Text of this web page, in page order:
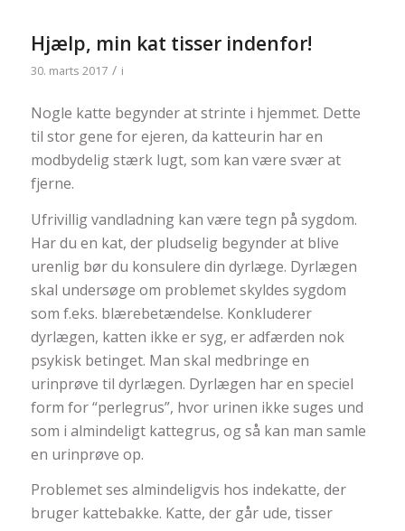
Hjælp, min kat tisser indenfor!
30. marts 2017 / i
Nogle katte begynder at strinte i hjemmet. Dette
til stor gene for ejeren, da katteurin har en
modbydelig stærk lugt, som kan være svær at
fjerne.
Ufrivillig vandladning kan være tegn på sygdom.
Har du en kat, der pludselig begynder at blive
urenlig bør du konsulere din dyrlæge. Dyrlægen
skal undersøge om problemet skyldes sygdom
som f.eks. blærebetændelse. Konkluderer
dyrlægen, katten ikke er syg, er adfærden nok
psykisk betinget. Man skal medbringe en
urinprøve til dyrlægen. Dyrlægen har en speciel
form for “perlegrus”, hvor urinen ikke suges und
som i almindeligt kattegrus, og så kan man samle
en urinprøve op.
Problemet ses almindeligvis hos indekatte, der
bruger kattebakke. Katte, der går ude, tisser